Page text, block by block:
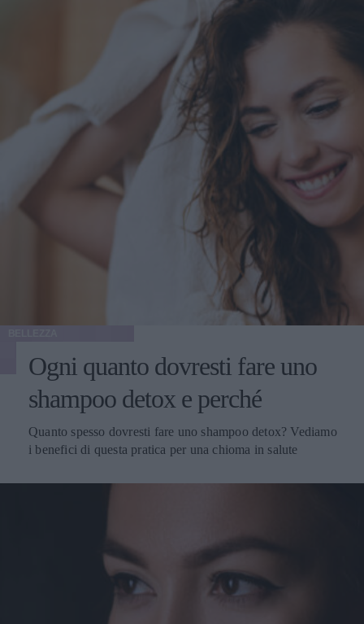
Ogni quanto dovresti fare uno
shampoo detox e perché
Quanto spesso dovresti fare uno shampoo detox? Vediamo
i benefici di questa pratica per una chioma in salute